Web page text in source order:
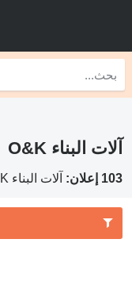
آلات البناء O&K
103 إعلان: آلات البناء O&K